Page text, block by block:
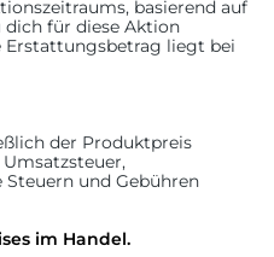
basierend auf
dich für diese Aktion
liegt bei
der Produktpreis
und Gebühren
im Handel.